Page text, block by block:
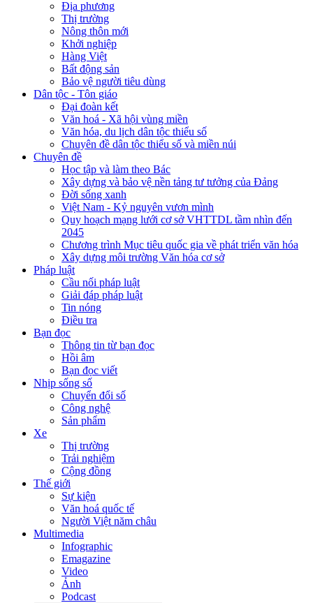
Địa phương
Thị trường
Nông thôn mới
Khởi nghiệp
Hàng Việt
Bất động sản
Bảo vệ người tiêu dùng
Dân tộc - Tôn giáo
Đại đoàn kết
Văn hoá - Xã hội vùng miền
Văn hóa, du lịch dân tộc thiểu số
Chuyên đề dân tộc thiểu số và miền núi
Chuyên đề
Học tập và làm theo Bác
Xây dựng và bảo vệ nền tảng tư tưởng của Đảng
Đời sống xanh
Việt Nam - Kỷ nguyên vươn mình
Quy hoạch mạng lưới cơ sở VHTTDL tầm nhìn đến
2045
Chương trình Mục tiêu quốc gia về phát triển văn hóa
Xây dựng môi trường Văn hóa cơ sở
Pháp luật
Cầu nối pháp luật
Giải đáp pháp luật
Tin nóng
Điều tra
Bạn đọc
Thông tin từ bạn đọc
Hồi âm
Bạn đọc viết
Nhịp sống số
Chuyển đổi số
Công nghệ
Sản phẩm
Xe
Thị trường
Trải nghiệm
Cộng đồng
Thế giới
Sự kiện
Văn hoá quốc tế
Người Việt năm châu
Multimedia
Infographic
Emagazine
Video
Ảnh
Podcast